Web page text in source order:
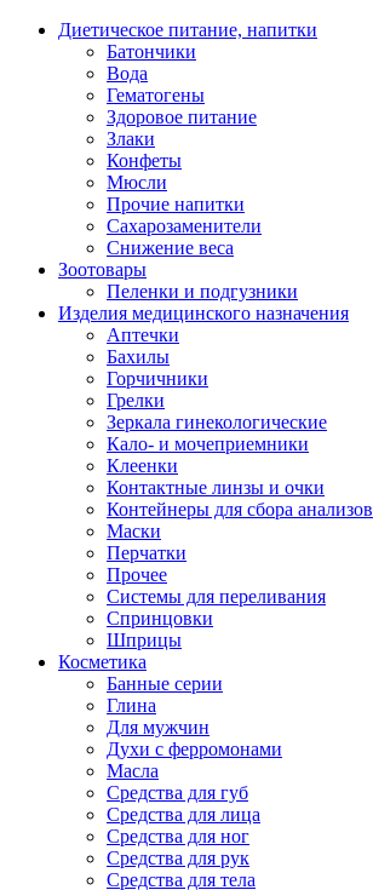
Диетическое питание, напитки
Батончики
Вода
Гематогены
Здоровое питание
Злаки
Конфеты
Мюсли
Прочие напитки
Сахарозаменители
Снижение веса
Зоотовары
Пеленки и подгузники
Изделия медицинского назначения
Аптечки
Бахилы
Горчичники
Грелки
Зеркала гинекологические
Кало- и мочеприемники
Клеенки
Контактные линзы и очки
Контейнеры для сбора анализов
Маски
Перчатки
Прочее
Системы для переливания
Спринцовки
Шприцы
Косметика
Банные серии
Глина
Для мужчин
Духи с ферромонами
Масла
Средства для губ
Средства для лица
Средства для ног
Средства для рук
Средства для тела